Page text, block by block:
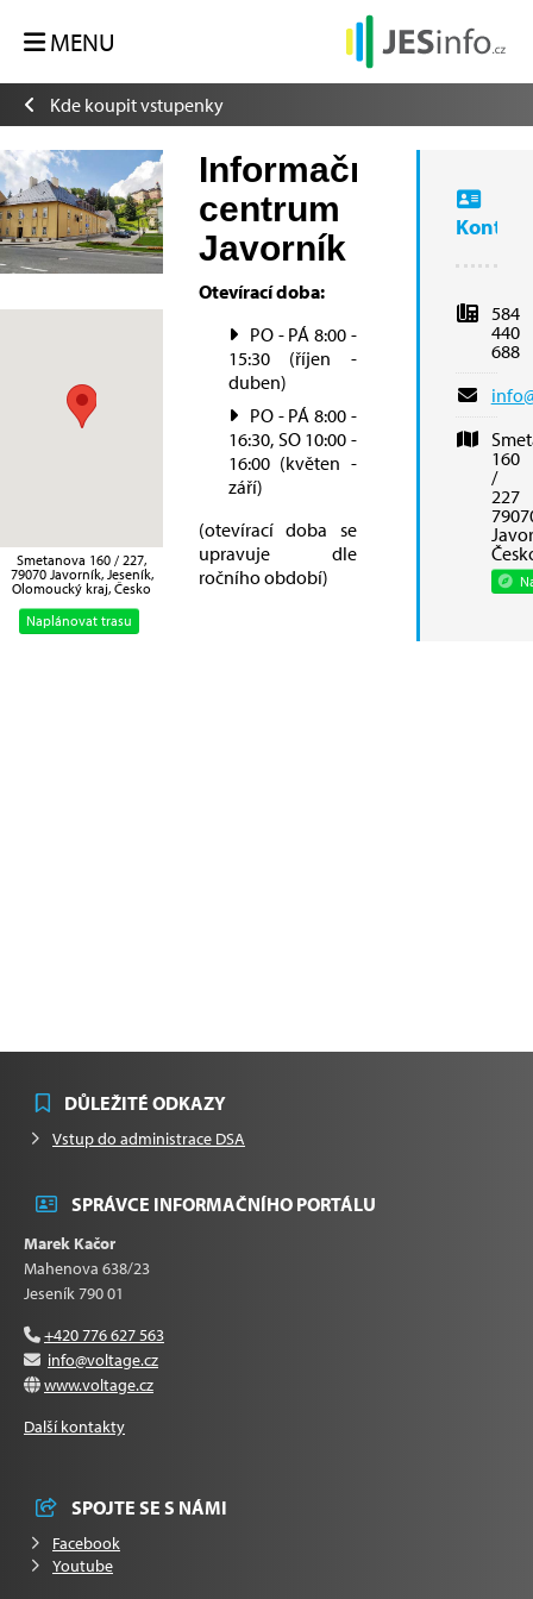
MENU
Kde koupit vstupenky
Smetanova 160 / 227,
79070 Javorník, Jeseník,
Olomoucký kraj, Česko
Naplánovat trasu
584
440
688
160
/
227
Informační
centrum
Javorník
Otevírací doba:
PO - PÁ 8:00 -
15:30 (říjen -
duben)
PO - PÁ 8:00 -
16:30, SO 10:00 -
16:00 (květen -
září)
(otevírací doba se
upravuje dle
ročního období)
DŮLEŽITÉ ODKAZY
Vstup do administrace DSA
SPRÁVCE INFORMAČNÍHO PORTÁLU
Marek Kačor
Mahenova 638/23
Jeseník 790 01
+420 776 627 563
info@voltage.cz
www.voltage.cz
Další kontakty
SPOJTE SE S NÁMI
Facebook
Youtube